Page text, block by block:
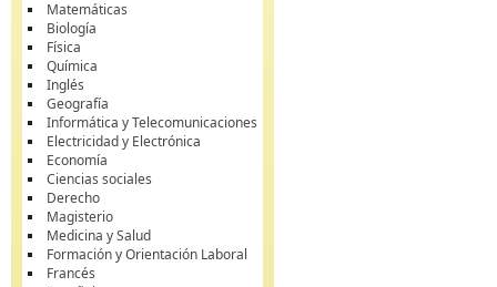
Matemáticas
Biología
Física
Química
Inglés
Geografía
Informática y Telecomunicaciones
Electricidad y Electrónica
Economía
Ciencias sociales
Derecho
Magisterio
Medicina y Salud
Formación y Orientación Laboral
Francés